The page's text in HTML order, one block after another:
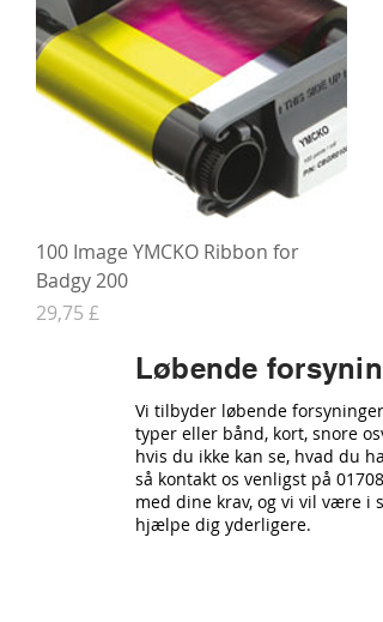
100 Image YMCKO Ribbon for
Badgy 200
Pris
29,75 £
Løbende
Vi tilbyder løbende forsyninger
typer eller bånd, kort, snore
hvis du ikke kan se, hvad du
så kontakt os venligst på
med dine krav, og vi vil være i
hjælpe dig yderligere.